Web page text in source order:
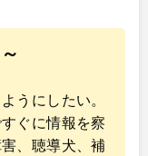
うにしたい。
ぐに情報を察
、聴導犬、補